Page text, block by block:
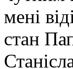
мені
стан